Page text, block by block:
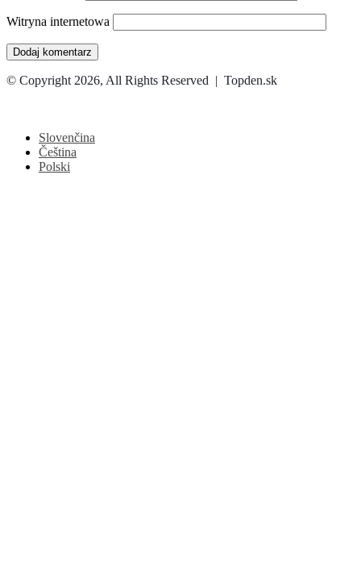
Witryna internetowa
© Copyright 2026, All Rights Reserved | Topden.sk
button
Slovenčina
Čeština
Polski